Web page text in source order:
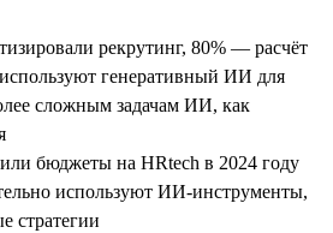
рекрутинг, 80% — расчёт
используют генеративный ИИ для
сложным задачам ИИ, как
бюджеты на HRtech в 2024 году
используют ИИ-инструменты,
стратегии